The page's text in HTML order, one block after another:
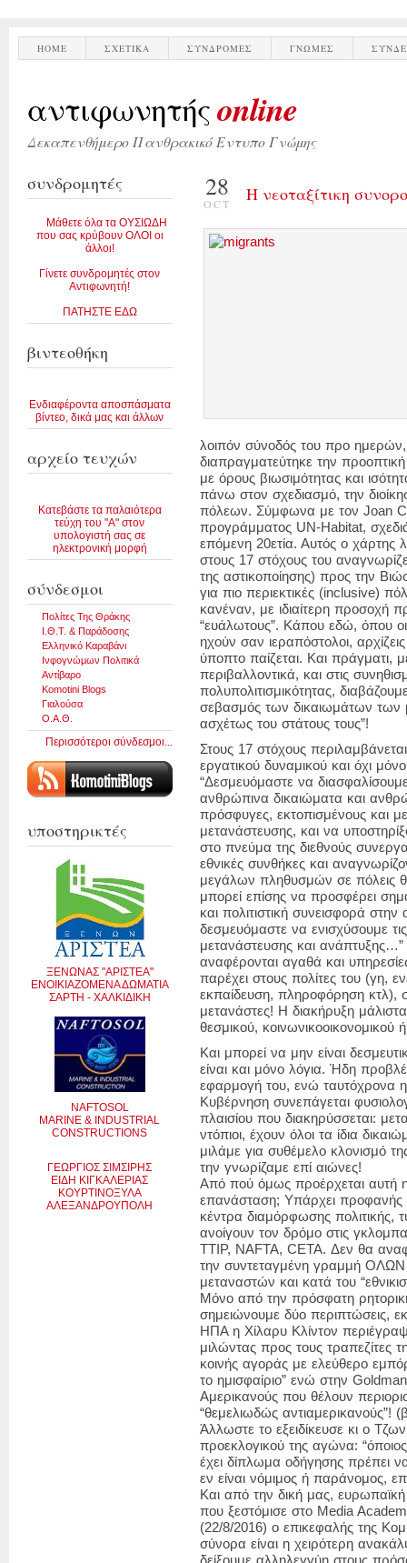
HOME ΣΧΕΤΙΚΑ ΣΥΝΔΡΟΜΕΣ ΓΝΩΜΕΣ
αντιφωνητήςonline
Δεκαπενθήμερο Πανθρακικό Εντυπο Γνώμης
συνδρομητές
Μάθετε όλα τα ΟΥΣΙΩΔΗ
που σας κρύβουν ΟΛΟΙ οι
άλλοι!
Γίνετε συνδρομητές στον
Αντιφωνητή!
ΠΑΤΗΣΤΕ ΕΔΩ
βιντεοθήκη
Ενδιαφέροντα αποσπάσματα
βίντεο, δικά μας και άλλων
αρχείο τευχών
Κατεβάστε τα παλαιότερα
τεύχη του "Α" στον
υπολογιστή σας σε
ηλεκτρονική μορφή
σύνδεσμοι
Πολίτες Της Θράκης
Ι.Θ.Τ. & Παράδοσης
Ελληνικό Καραβάνι
Ινφογνώμων Πολιτικά
Αντίβαρο
Komotini Blogs
Γιαλούσα
Ο.Α.Θ.
Περισσότεροι σύνδεσμοι...
υποστηρικτές
ΞΕΝΩΝΑΣ "ΑΡΙΣΤΕΑ"
ΕΝΟΙΚΙΑΖΟΜΕΝΑ ΔΩΜΑΤΙΑ
ΣΑΡΤΗ - ΧΑΛΚΙΔΙΚΗ
NAFTOSOL
MARINE & INDUSTRIAL
CONSTRUCTIONS
ΓΕΩΡΓΙΟΣ ΣΙΜΣΙΡΗΣ
ΕΙΔΗ ΚΙΓΚΑΛΕΡΙΑΣ
ΚΟΥΡΤΙΝΟΞΥΛΑ
ΑΛΕΞΑΝΔΡΟΥΠΟΛΗ
28
OCT H νεοταξίτικη
λοιπόν σύνοδός του προ
διαπραγματεύτηκε την
με όρους βιωσιμότητας και
πάνω στον σχεδιασμό, την
πόλεων. Σύμφωνα με τον Joan
προγράμματος UN-Habitat,
επόμενη 20ετία. Αυτός ο χάρτης
στους 17 στόχους του
της αστικοποίησης) προς την
για πιο περιεκτικές (inclusive)
κανέναν, με ιδιαίτερη προσοχή
“ευάλωτους”. Κάπου εδώ, όπου
ηχούν σαν ιεραπόστολοι,
ύποπτο παίζεται. Και πράγματι,
περιβαλλοντικά, και στις
πολυπολιτισμικότητας,
σεβασμός των δικαιωμάτων
ασχέτως του στάτους τους”!
Στους 17 στόχους
εργατικού δυναμικού και όχι
“Δεσμευόμαστε να
ανθρώπινα δικαιώματα και
πρόσφυγες, εκτοπισμένους και
μετανάστευσης, και να
στο πνεύμα της διεθνούς
εθνικές συνθήκες και
μεγάλων πληθυσμών σε πόλεις
μπορεί επίσης να προσφέρει
και πολιτιστική συνεισφορά
δεσμευόμαστε να ενισχύσουμε
μετανάστευσης και
αναφέρονται αγαθά και
παρέχει στους πολίτες του (γη,
εκπαίδευση, πληροφόρηση κτλ),
μετανάστες! Η διακήρυξη
θεσμικού, κοινωνικοοικονομικού
Και μπορεί να μην είναι
είναι και μόνο λόγια. Ήδη
εφαρμογή του, ενώ ταυτόχρονα
Κυβέρνηση συνεπάγεται
πλαισίου που διακηρύσσεται:
ντόπιοι, έχουν όλοι τα ίδια
μιλάμε για συθέμελο κλονισμό
την γνωρίζαμε επί αιώνες!
Από πού όμως προέρχεται αυτή
επανάσταση; Υπάρχει
κέντρα διαμόρφωσης πολιτικής,
ανοίγουν τον δρόμο στις
ΤΤΙΡ, NAFTA, CETA. Δεν θα
την συντεταγμένη γραμμή
μεταναστών και κατά του
Μόνο από την πρόσφατη
σημειώνουμε δύο περιπτώσεις,
ΗΠΑ η Χίλαρυ Κλίντον
μιλώντας προς τους τραπεζίτες
κοινής αγοράς με ελεύθερο
το ημισφαίριο” ενώ στην
Αμερικανούς που θέλουν
“θεμελιωδώς αντιαμερικανούς”!
Άλλωστε το εξειδίκευσε κι ο
προεκλογικού της αγώνα:
έχει δίπλωμα οδήγησης πρέπει
εν είναι νόμιμος ή παράνομος,
Και από την δική μας,
που ξεστόμισε στο Media
(22/8/2016) ο επικεφαλής της
σύνορα είναι η χειρότερη